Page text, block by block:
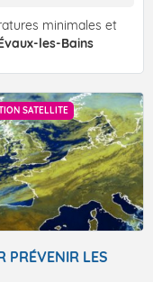
minimales et
les-Bains
SATELLITE
PRÉVENIR LES